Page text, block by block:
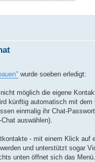
wurde soeben erledigt:
möglich die eigene
künftig automatisch mit
einmalig ihr Chat-
auswählen).
- mit einem Klick
und unterstützt sogar
unten öffnet sich das